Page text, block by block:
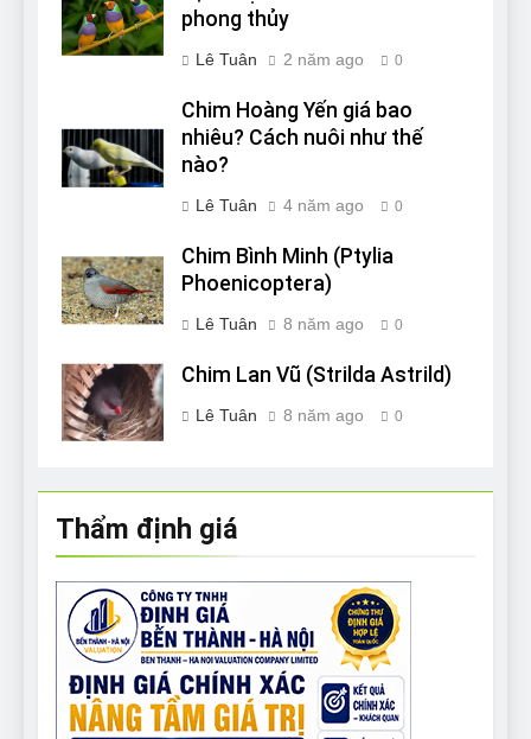
phong thủy
Lê Tuân 2 năm ago 0
Chim Hoàng Yến giá bao
nhiêu? Cách nuôi như thế
nào?
Lê Tuân 4 năm ago 0
Chim Bình Minh (Ptylia
Phoenicoptera)
Lê Tuân 8 năm ago 0
Chim Lan Vũ (Strilda Astrild)
Lê Tuân 8 năm ago 0
Thẩm định giá